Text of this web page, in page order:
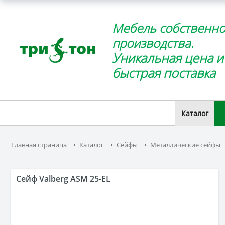
Мебель
производства.
Уникальная цена и
быстрая поставка
Каталог
Главная страница Каталог Сейфы Металлические сейфы
Сейф Valberg ASM 25-EL